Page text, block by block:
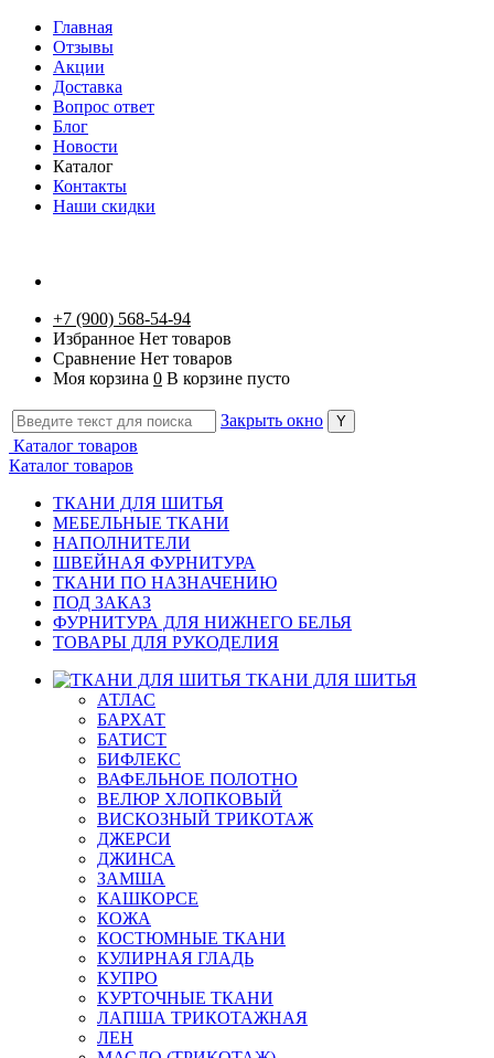
Главная
Отзывы
Акции
Доставка
Вопрос ответ
Блог
Новости
Каталог
Контакты
Наши скидки
+7 (900) 568-54-94
Избранное Нет товаров
Сравнение Нет товаров
Моя корзина 0 В корзине пусто
Закрыть окно
Каталог товаров
Каталог товаров
ТКАНИ ДЛЯ ШИТЬЯ
МЕБЕЛЬНЫЕ ТКАНИ
НАПОЛНИТЕЛИ
ШВЕЙНАЯ ФУРНИТУРА
ТКАНИ ПО НАЗНАЧЕНИЮ
ПОД ЗАКАЗ
ФУРНИТУРА ДЛЯ НИЖНЕГО БЕЛЬЯ
ТОВАРЫ ДЛЯ РУКОДЕЛИЯ
ТКАНИ ДЛЯ ШИТЬЯ
АТЛАС
БАРХАТ
БАТИСТ
БИФЛЕКС
ВАФЕЛЬНОЕ ПОЛОТНО
ВЕЛЮР ХЛОПКОВЫЙ
ВИСКОЗНЫЙ ТРИКОТАЖ
ДЖЕРСИ
ДЖИНСА
ЗАМША
КАШКОРСЕ
КОЖА
КОСТЮМНЫЕ ТКАНИ
КУЛИРНАЯ ГЛАДЬ
КУПРО
КУРТОЧНЫЕ ТКАНИ
ЛАПША ТРИКОТАЖНАЯ
ЛЕН